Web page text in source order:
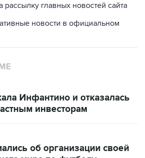
рассылку главных новостей сайта
новости в официальном
Инфантино и отказалась
инвесторам
об организации своей